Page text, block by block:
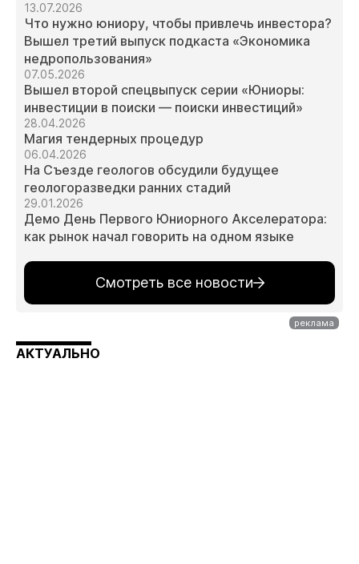
13.07.2026
Что нужно юниору, чтобы привлечь инвестора?
Вышел третий выпуск подкаста «Экономика
недропользования»
07.05.2026
Вышел второй спецвыпуск серии «Юниоры:
инвестиции в поиски — поиски инвестиций»
28.04.2026
Магия тендерных процедур
06.04.2026
На Съезде геологов обсудили будущее
геологоразведки ранних стадий
29.01.2026
Демо День Первого Юниорного Акселератора:
как рынок начал говорить на одном языке
Смотреть все новости
АКТУАЛЬНО